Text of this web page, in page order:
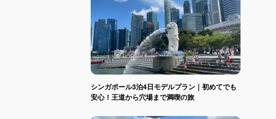
シンガポール3泊4日モデルプラン｜初めてでも
安心！王道から穴場まで満喫の旅